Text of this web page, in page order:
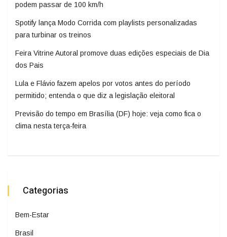
podem passar de 100 km/h
Spotify lança Modo Corrida com playlists personalizadas
para turbinar os treinos
Feira Vitrine Autoral promove duas edições especiais de Dia
dos Pais
Lula e Flávio fazem apelos por votos antes do período
permitido; entenda o que diz a legislação eleitoral
Previsão do tempo em Brasília (DF) hoje: veja como fica o
clima nesta terça-feira
Categorias
Bem-Estar
Brasil